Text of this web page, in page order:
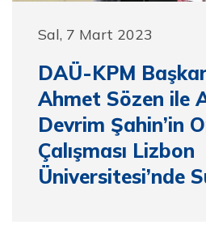
Sal, 7 Mart 2023
DAÜ-KPM
Ahmet Sözen ile
Devrim Şahin’in
Çalışması Lizbon
Üniversitesi’nde